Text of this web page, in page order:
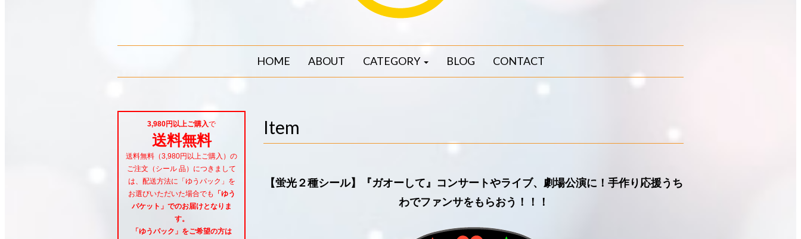
HOME ABOUT CATEGORY BLOG CONTACT
Item
【蛍光２種シール】『ガオーして』コンサートやライブ、劇場公演に！手作り応援うち
わでファンサをもらおう！！！
3,980円以上ご購入で
送料無料
送料無料（3,980円以上ご購入）の
ご注文（シール 品）につきまして
は、配送方法に「ゆうパック」を
お選びいただいた場合でも
「ゆう
パケット」でのお届けとなりま
す。
「ゆうパック」をご希望の方は